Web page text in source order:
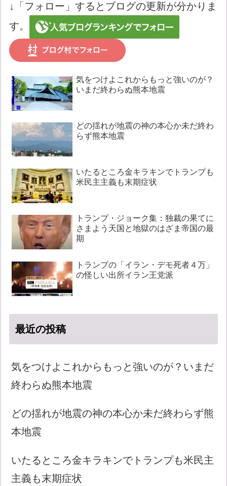
↓「フォロー」するとブログの更新が分かりま
す。
気をつけよこれからもっと強いのが？
いまだ終わらぬ熊本地震
どの揺れが地震の神の本心か未だ終わ
らず熊本地震
いたるところ金キラキンでトランプも
米民主主義も末期症状
トランプ・ジョーク集：独裁の果てに
さまよう天国と地獄のはざま帝国の最
期
トランプの「イラン・デモ死者４万」
の怪しい出所イラン王党派
最近の投稿
気をつけよこれからもっと強いのが？いまだ
終わらぬ熊本地震
どの揺れが地震の神の本心か未だ終わらず熊
本地震
いたるところ金キラキンでトランプも米民主
主義も末期症状